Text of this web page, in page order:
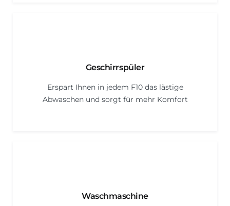
Geschirrspüler
Erspart Ihnen in jedem F10 das lästige
Abwaschen und sorgt für mehr Komfort
Waschmaschine